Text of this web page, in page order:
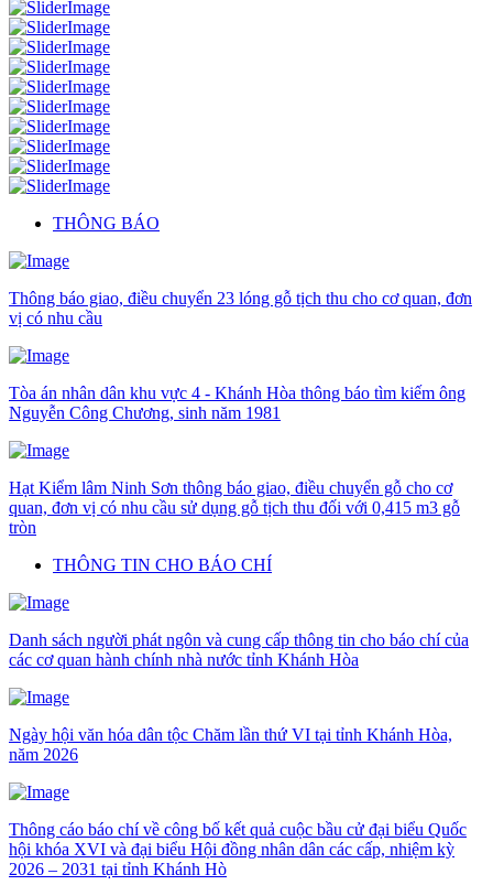
THÔNG BÁO
Thông báo giao, điều chuyển 23 lóng gỗ tịch thu cho cơ quan, đơn
vị có nhu cầu
Tòa án nhân dân khu vực 4 - Khánh Hòa thông báo tìm kiếm ông
Nguyễn Công Chương, sinh năm 1981
Hạt Kiểm lâm Ninh Sơn thông báo giao, điều chuyển gỗ cho cơ
quan, đơn vị có nhu cầu sử dụng gỗ tịch thu đối với 0,415 m3 gỗ
tròn
THÔNG TIN CHO BÁO CHÍ
Danh sách người phát ngôn và cung cấp thông tin cho báo chí của
các cơ quan hành chính nhà nước tỉnh Khánh Hòa
Ngày hội văn hóa dân tộc Chăm lần thứ VI tại tỉnh Khánh Hòa,
năm 2026
Thông cáo báo chí về công bố kết quả cuộc bầu cử đại biểu Quốc
hội khóa XVI và đại biểu Hội đồng nhân dân các cấp, nhiệm kỳ
2026 – 2031 tại tỉnh Khánh Hò